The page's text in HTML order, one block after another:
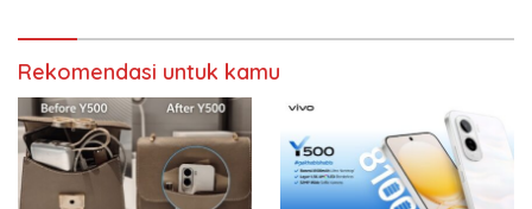
Rekomendasi untuk kamu